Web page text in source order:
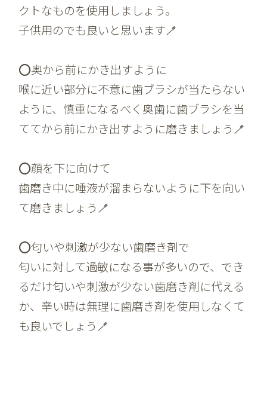
クトなものを使用しましょう。
子供用のでも良いと思います🪥
⭕️奥から前にかき出すように
喉に近い部分に不意に歯ブラシが当たらない
ように、慎重になるべく奥歯に歯ブラシを当
ててから前にかき出すように磨きましょう🪥
⭕️顔を下に向けて
歯磨き中に唾液が溜まらないように下を向い
て磨きましょう🪥
⭕️匂いや刺激が少ない歯磨き剤で
匂いに対して過敏になる事が多いので、でき
るだけ匂いや刺激が少ない歯磨き剤に代える
か、辛い時は無理に歯磨き剤を使用しなくて
も良いでしょう🪥